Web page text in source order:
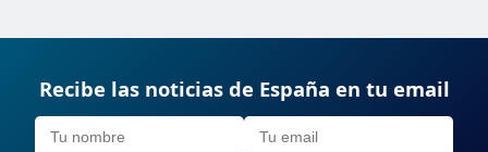
Recibe las noticias de España en tu email